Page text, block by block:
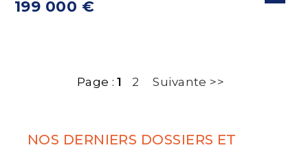
199 000 €
Page : 1 2 Suivante >>
NOS DERNIERS DOSSIERS ET